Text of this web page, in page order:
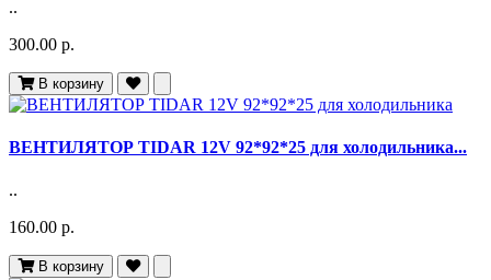
..
300.00 р.
В корзину
ВЕНТИЛЯТОР TIDAR 12V 92*92*25 для холодильника...
..
160.00 р.
В корзину